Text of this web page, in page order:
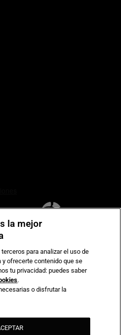
electrónicos
la mejor
para analizar el uso de
y ofrecerte contenido que se
tu privacidad: puedes saber
.
o disfrutar la